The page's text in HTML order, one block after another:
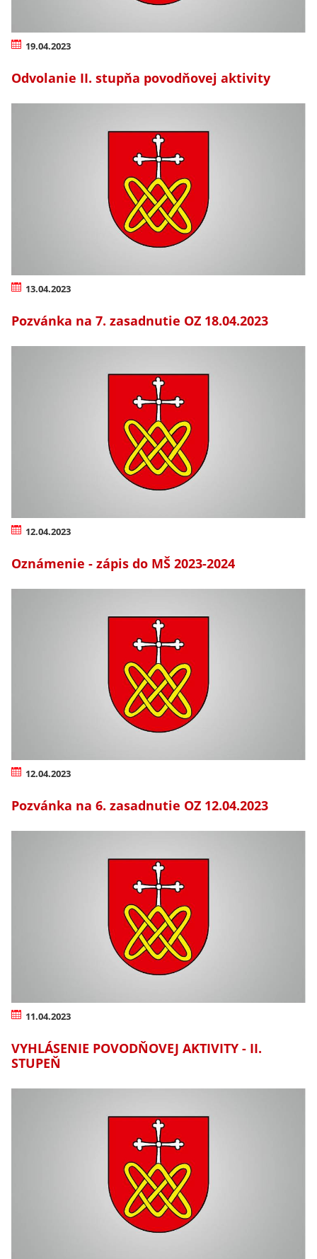
19.04.2023
Odvolanie II. stupňa povodňovej aktivity
13.04.2023
Pozvánka na 7. zasadnutie OZ 18.04.2023
12.04.2023
Oznámenie - zápis do MŠ 2023-2024
12.04.2023
Pozvánka na 6. zasadnutie OZ 12.04.2023
11.04.2023
VYHLÁSENIE POVODŇOVEJ AKTIVITY - II.
STUPEŇ